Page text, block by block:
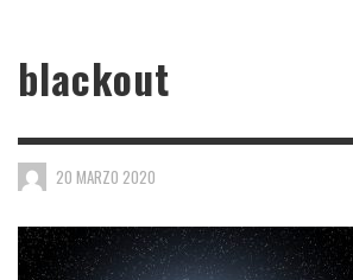
blackout
20 MARZO 2020